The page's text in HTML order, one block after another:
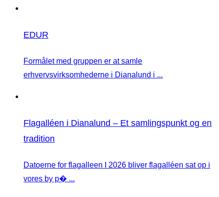
EDUR
Formålet med gruppen er at samle
erhvervsvirksomhederne i Dianalund i ...
Flagalléen i Dianalund – Et samlingspunkt og en
tradition
Datoerne for flagalleen I 2026 bliver flagalléen sat op i
vores by p� ...